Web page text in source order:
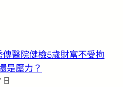
醫院健檢5歲財富不受拘
是壓力？